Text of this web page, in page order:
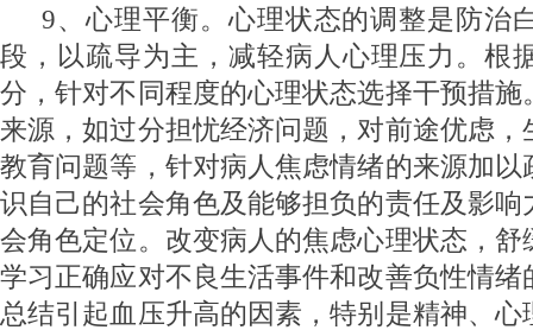
9、心理平衡。心理状态的调整是防治
段，以疏导为主，减轻病人心理压力。根
分，针对不同程度的心理状态选择干预措
来源，如过分担忧经济问题，对前途优虑
教育问题等，针对病人焦虑情绪的来源加
识自己的社会角色及能够担负的责任及影
会角色定位。改变病人的焦虑心理状态，
学习正确应对不良生活事件和改善负性情
总结引起血压升高的因素，特别是精神、